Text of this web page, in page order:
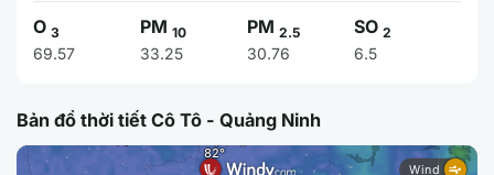
O 3
69.57
PM 10
33.25
PM 2.5
30.76
SO 2
6.5
Bản đồ thời tiết Cô Tô - Quảng Ninh